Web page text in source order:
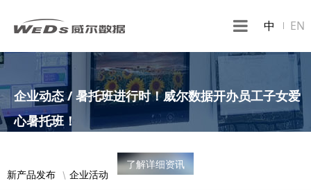
中 EN
企业动态 / 暑托班进行时！威尔数据开办员工子女爱
心暑托班！
新产品发布 企业活动
了解详细资讯